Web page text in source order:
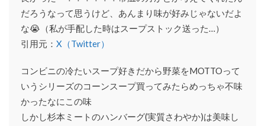
だろうなって思うけど、あんまり味が好みじゃないだよ
な😭（私が手配した時はスープストック送った…）
引用元： X（Twitter）
コンビニの冷たいスープ好きだから野菜をMOTTOって
いうシリーズのコーンスープ買ってみたらめっちゃ不味
かったなにこの味
しかし杉本ミートのハンバーグ(実質さわやか)は美味し